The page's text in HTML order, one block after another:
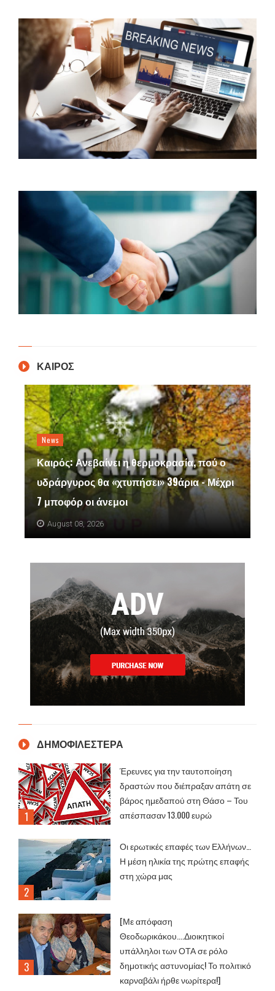
ΚΑΙΡΟΣ
News
Καιρός: Ανεβαίνει η θερμοκρασία, πού ο
υδράργυρος θα «χτυπήσει» 39άρια - Μέχρι
7 μποφόρ οι άνεμοι
August 08, 2026
ΔΗΜΟΦΙΛΕΣΤΕΡΑ
Έρευνες για την ταυτοποίηση
δραστών που διέπραξαν απάτη σε
βάρος ημεδαπού στη Θάσο – Του
απέσπασαν 13.000 ευρώ
Οι ερωτικές επαφές των Ελλήνων…
Η μέση ηλικία της πρώτης επαφής
στη χώρα μας
[Με απόφαση
Θεοδωρικάκου....Διοικητικοί
υπάλληλοι των ΟΤΑ σε ρόλο
δημοτικής αστυνομίας! Το πολιτικό
καρναβάλι ήρθε νωρίτερα!]